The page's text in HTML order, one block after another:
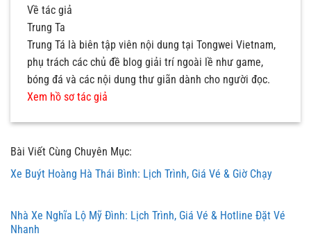
Về tác giả
Trung Ta
Trung Tá là biên tập viên nội dung tại Tongwei Vietnam,
phụ trách các chủ đề blog giải trí ngoài lề như game,
bóng đá và các nội dung thư giãn dành cho người đọc.
Xem hồ sơ tác giả
Bài Viết Cùng Chuyên Mục:
Xe Buýt Hoàng Hà Thái Bình: Lịch Trình, Giá Vé & Giờ Chạy
Nhà Xe Nghĩa Lộ Mỹ Đình: Lịch Trình, Giá Vé & Hotline Đặt Vé
Nhanh